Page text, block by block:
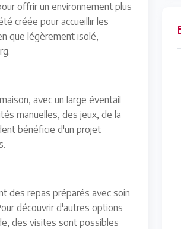
offrir un environnement plus
créée pour accueillir les
que légèrement isolé,
avec un large éventail
manuelles, des jeux, de la
bénéficie d'un projet
des repas préparés avec soin
découvrir d'autres options
des visites sont possibles